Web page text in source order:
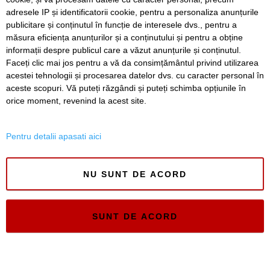
Noaptea Muzeelor la Charlottenburg: tururi ghidate,
dansuri populare, tir cu arcul și trofee spectaculoase
SERVICII Redactia
Folosinta Cookie-urilor
Timiș Online
adresele IP și identificatorii cookie, pentru a personaliza anunțurile
publicitare și conținutul în funcție de interesele dvs., pentru a
măsura eficiența anunțurilor și a conținutului și pentru a obține
informații despre publicul care a văzut anunțurile și conținutul.
Faceți clic mai jos pentru a vă da consimțământul privind utilizarea
acestei tehnologii și procesarea datelor dvs. cu caracter personal în
aceste scopuri. Vă puteți răzgândi și puteți schimba opțiunile în
orice moment, revenind la acest site.
Pentru detalii apasati aici
NU SUNT DE ACORD
SUNT DE ACORD